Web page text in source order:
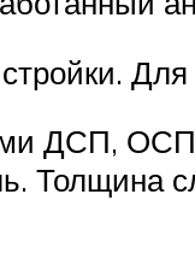
ДСП,
Толщина